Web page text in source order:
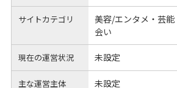
サイトカテゴリ
美容/エンタメ・芸
会い
現在の運営状況 未設定
主な運営主体 未設定